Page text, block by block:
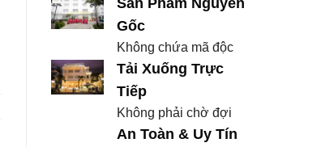
Gốc
Không chứa mã độc
Tải Xuống Trực
Tiếp
Không phải chờ đợi
An Toàn & Uy Tín